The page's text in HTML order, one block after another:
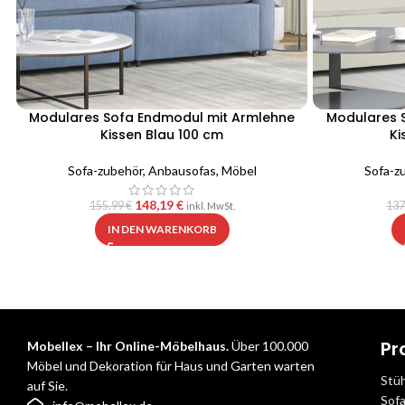
Modulares Sofa Endmodul mit Armlehne
Kissen Blau 100 cm
Sofa-zubehör, Anbausofas, Möbel
155,99€ 148,19€ inkl. MwSt.
IN DEN WARENKORB
Modulares
Sofa-
Mobellex – Ihr Online-Möbelhaus.Über 100.000
Möbel und Dekoration für Haus und Garten warten
auf Sie.